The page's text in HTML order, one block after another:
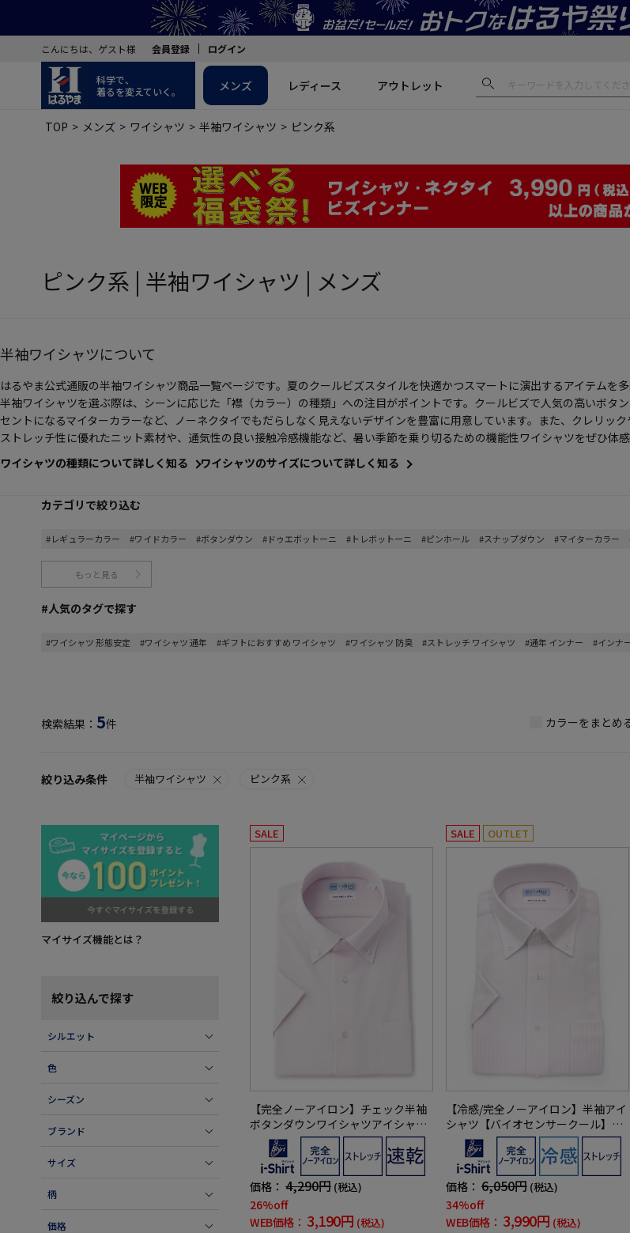
こんにちは、ゲスト様 会員登録 ログイン
科学で、
着るを変えていく。
メンズ レディース アウトレット
TOP メンズ ワイシャツ 半袖ワイシャツ ピンク系
ピンク系 | 半袖ワイシャツ | メンズ
半袖ワイシャツについて
はるやま公式通販の半袖ワイシャツ商品一覧ページです。夏のクールビズスタイルを快適かつスマートに演出するアイテムを
半袖ワイシャツを選ぶ際は、シーンに応じた「襟（カラー）の種類」への注目がポイントです。クールビズで人気の高いボタ
セントになるマイターカラーなど、ノーネクタイでもだらしなく見えないデザインを豊富に用意しています。また、クレリッ
ストレッチ性に優れたニット素材や、通気性の良い接触冷感機能など、暑い季節を乗り切るための機能性ワイシャツをぜひ体感
ワイシャツの種類について詳しく知る
ワイシャツのサイズについて詳しく知る
カテゴリで絞り込む
#レギュラーカラー #ワイドカラー #ボタンダウン #ドゥエボットーニ #トレボットーニ #ピンホール #スナップダウン #マイターカラー
もっと見る
#人気のタグで探す
#ワイシャツ 形態安定 #ワイシャツ 通年 #ギフトにおすすめ ワイシャツ #ワイシャツ 防臭 #ストレッチ ワイシャツ #通年 インナー #インナ
検索結果： 5件 カラーをまとめ
絞り込み条件 半袖ワイシャツ ピンク系
マイサイズ機能とは？
絞り込んで探す
シルエット
色
シーズン
ブランド
サイズ
柄
価格
SALE
【完全ノーアイロン】チェック半袖
ボタンダウンワイシャツアイシャツ
形態安定ストレッチ吸水速乾春夏
価格： 4,290円 (税込)
26%off
WEB価格： 3,190円 (税込)
SALE OUTLET
【冷感/完全ノーアイロン】半袖アイ
シャツ【バイオセンサークール】ボ
タンダウン吸湿冷感高通気ストライ
プワイシャツi-shirt春夏
価格： 6,050円 (税込)
34%off
WEB価格： 3,990円 (税込)